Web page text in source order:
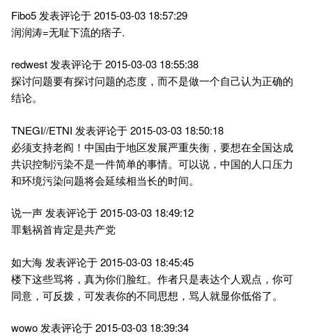
Fibo5 发表评论于 2015-03-03 18:57:29
润润涛=无耻下流的痞子.
redwest 发表评论于 2015-03-03 18:55:38
探讨问题要有探讨问题的态度，而不是做一个自己认为正确的
结论。
TNEGI//ETNI 发表评论于 2015-03-03 18:50:18
必须支持老阎！中国由于地区发展严重失衡，要想在全国达成
共识控制污染不是一件简单的事情。可以说，中国的人口压力
和环境污染问题将会延续相当长的时间。
说一声 发表评论于 2015-03-03 18:49:12
罪魁祸首肯定是共产党
如大海 发表评论于 2015-03-03 18:45:45
楼下这些骂将，真为你们脸红。作者只是表达个人观点，你可
同意，可反拨，可发表你的不同思想，骂人就显你低俗了。
wowo 发表评论于 2015-03-03 18:39:34